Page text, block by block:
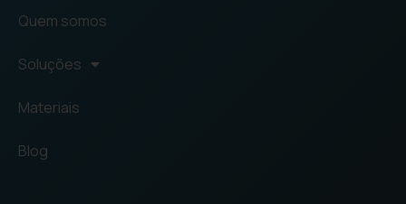
Quem somos
Soluções
Materiais
Blog